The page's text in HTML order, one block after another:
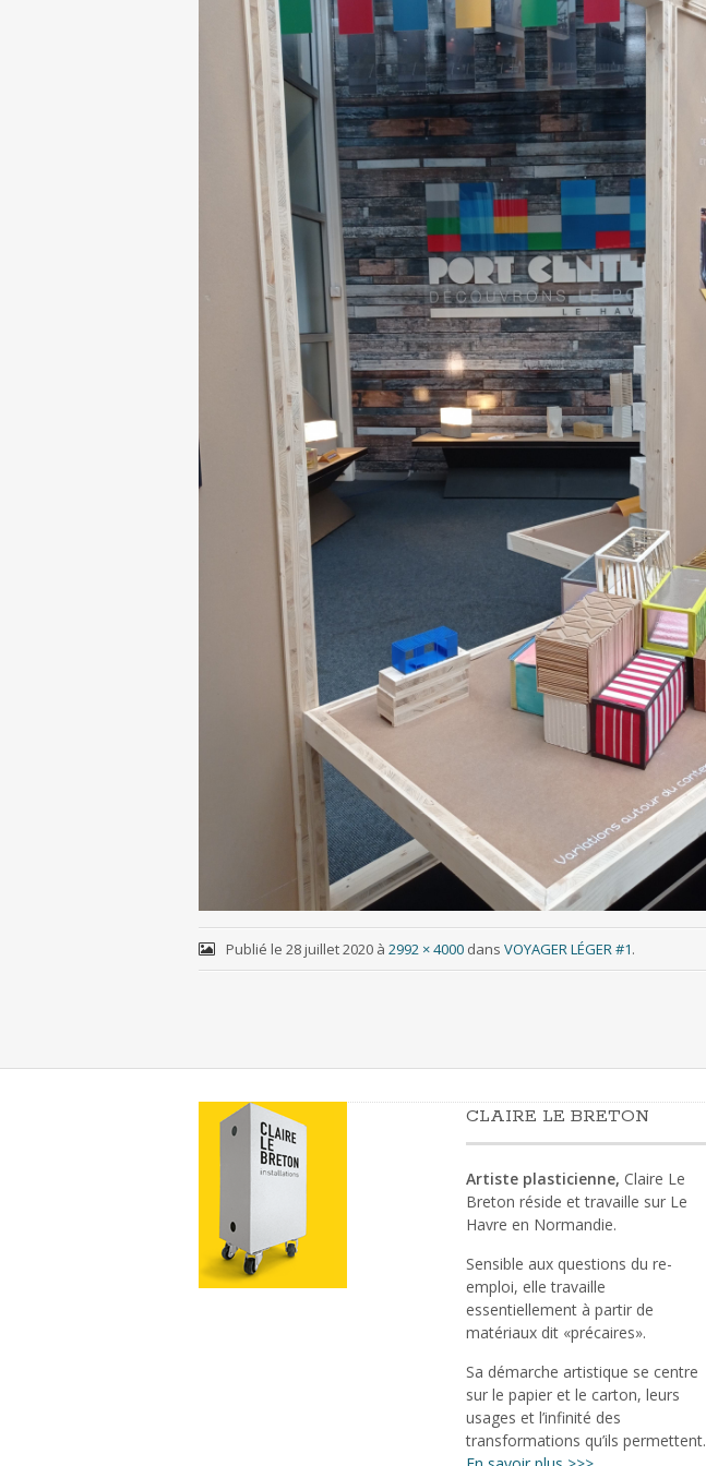
Publié le 28 juillet 2020à 2992 × 4000dans VOYAGER LÉGER #1.
CLAIRE LE BRETON
Artiste plasticienne, Claire Le
Breton réside et travaille sur Le
Havre en Normandie.
Sensible aux questions du re-
emploi, elle travaille
essentiellement à partir de
matériaux dit «précaires».
Sa démarche artistique se centre
sur le papier et le carton, leurs
usages et l’infinité des
transformations qu’ils permettent.